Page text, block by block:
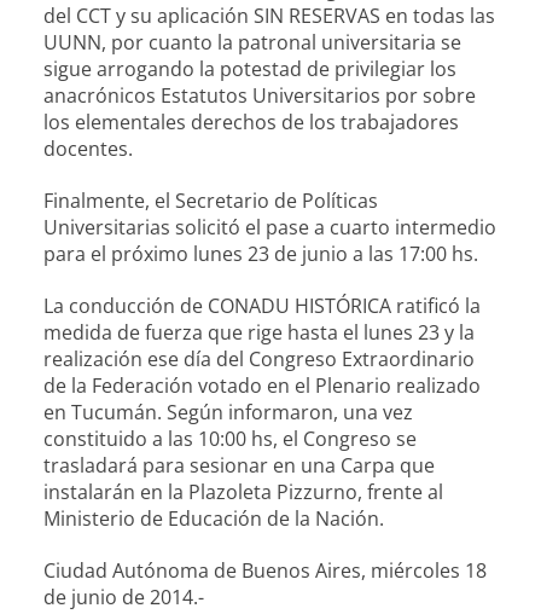
del CCT y su aplicación SIN RESERVAS en todas las
UUNN, por cuanto la patronal universitaria se
sigue arrogando la potestad de privilegiar los
anacrónicos Estatutos Universitarios por sobre
los elementales derechos de los trabajadores
docentes.
Finalmente, el Secretario de Políticas
Universitarias solicitó el pase a cuarto intermedio
para el próximo lunes 23 de junio a las 17:00 hs.
La conducción de CONADU HISTÓRICA ratificó la
medida de fuerza que rige hasta el lunes 23 y la
realización ese día del Congreso Extraordinario
de la Federación votado en el Plenario realizado
en Tucumán. Según informaron, una vez
constituido a las 10:00 hs, el Congreso se
trasladará para sesionar en una Carpa que
instalarán en la Plazoleta Pizzurno, frente al
Ministerio de Educación de la Nación.
Ciudad Autónoma de Buenos Aires, miércoles 18
de junio de 2014.-